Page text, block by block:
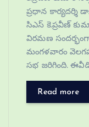
ప్రధాన కార్యదర్శి
సిఎస్ కె.ప్రవీణ్
విరమణ
మంగళవారం
సభ జరిగింది.
Read more